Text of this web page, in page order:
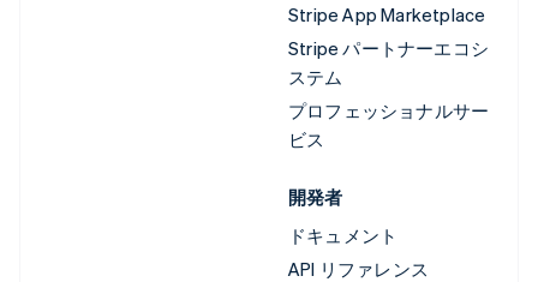
Stripe App Marketplace
Stripe パートナーエコシ
ステム
プロフェッショナルサー
ビス
開発者
ドキュメント
API リファレンス